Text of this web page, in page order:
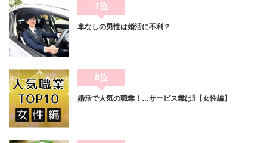
7位
車なしの男性は婚活に不利？
8位
婚活で人気の職業！…サービス業は⁉【女性編】